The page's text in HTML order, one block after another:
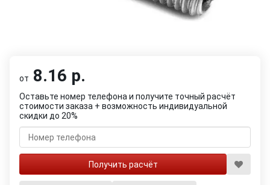
от 8.16 р.
Оставьте номер телефона и получите точный расчёт
стоимости заказа + возможность индивидуальной
скидки до 20%